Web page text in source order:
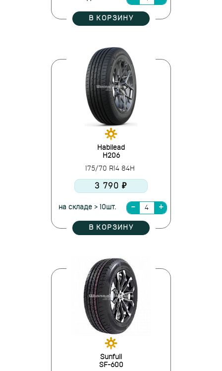
В КОРЗИНУ
Habilead
H206
175/70 R14 84H
3 790 ₽
на складе > 10шт.
В КОРЗИНУ
Sunfull
SF-600